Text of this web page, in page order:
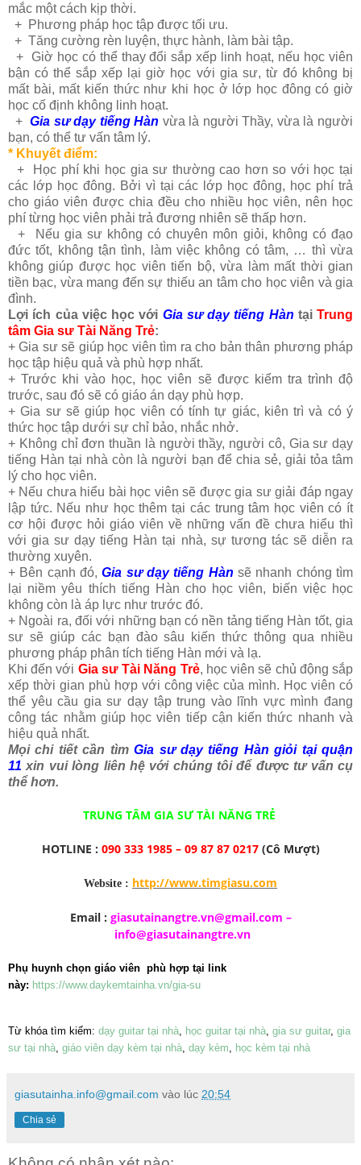
mắc một cách kịp thời.
+ Phương pháp học tập được tối ưu.
+ Tăng cường rèn luyện, thực hành, làm bài tập.
+ Giờ học có thể thay đổi sắp xếp linh hoạt, nếu học viên
bận có thể sắp xếp lại giờ học với gia sư, từ đó không bị
mất bài, mất kiến thức như khi học ở lớp học đông có giờ
học cố định không linh hoạt.
+ Gia sư dạy tiếng Hàn vừa là người Thầy, vừa là người
bạn, có thể tư vấn tâm lý.
* Khuyết điểm:
+
Học phí khi học gia sư thường cao hơn so với học tại
các lớp học đông. Bởi vì tại các lớp học đông, học phí trả
cho giáo viên được chia đều cho nhiều học viên, nên học
phí từng học viên phải trả đương nhiên sẽ thấp hơn.
+
Nếu gia sư không có chuyên môn giỏi, không có đạo
đức tốt, không tận tình, làm việc không có tâm, … thì vừa
không giúp được học viên tiến bộ, vừa làm mất thời gian
tiền bạc, vừa mang đến sự thiếu an tâm cho học viên và gia
đình.
Lợi ích của việc học với Gia sư dạy tiếng Hàn tại Trung
tâm Gia sư Tài Năng Trẻ:
+ Gia sư sẽ giúp học viên tìm ra cho bản thân phương pháp
học tập hiệu quả và phù hợp nhất.
+ Trước khi vào học, học viên sẽ được kiểm tra trình độ
trước, sau đó sẽ có giáo án dạy phù hợp.
+ Gia sư sẽ giúp học viên có tính tự giác, kiên trì và có ý
thức học tập dưới sự chỉ bảo, nhắc nhở.
+ Không chỉ đơn thuần là người thầy, người cô, Gia sư dạy
tiếng Hàn tại nhà còn là người bạn để chia sẻ, giải tỏa tâm
lý cho học viên.
+ Nếu chưa hiểu bài học viên sẽ được gia sư giải đáp ngay
lập tức. Nếu như học thêm tại các trung tâm học viên có ít
cơ hội được hỏi giáo viên về những vấn đề chưa hiểu thì
với gia sư dạy tiếng Hàn tại nhà, sự tương tác sẽ diễn ra
thường xuyên.
+ Bên cạnh đó,Gia sư dạy tiếng Hàn sẽ nhanh chóng tìm
lại niềm yêu thích tiếng Hàn cho học viên, biến việc học
không còn là áp lực như trước đó.
+ Ngoài ra, đối với những bạn có nền tảng tiếng Hàn tốt, gia
sư sẽ giúp các bạn đào sâu kiến thức thông qua nhiều
phương pháp phân tích tiếng Hàn mới và lạ.
Khi đến với Gia sư Tài Năng Trẻ, học viên sẽ chủ động sắp
xếp thời gian phù hợp với công việc của mình. Học viên có
thể yêu cầu gia sư dạy tập trung vào lĩnh vực mình đang
công tác nhằm giúp học viên tiếp cận kiến thức nhanh và
hiệu quả nhất.
Mọi chi tiết cần tìmGia sư dạy tiếng Hàn giỏi tại quận
11 xin vui lòng liên hệ với chúng tôi để được tư vấn cụ
thể hơn.
TRUNG TÂM GIA SƯ TÀI NĂNG TRẺ
HOTLINE : 090 333 1985 – 09 87 87 0217 (Cô Mượt)
Website : http://www.timgiasu.com
Email : giasutainangtre.vn@gmail.com –
info@giasutainangtre.vn
Phụ huynh chọn giáo viên phù hợp tại link
này: https://www.daykemtainha.vn/gia-su
Từ khóa tìm kiếm: dạy guitar tại nhà học guitar tại nhà gia sư guitar, gia
sư tại nhà giáo viên dạy kèm tại nhà dạy kèm học kèm tại nhà
giasutainha.info@gmail.com vào lúc 20:54
Chia sẻ